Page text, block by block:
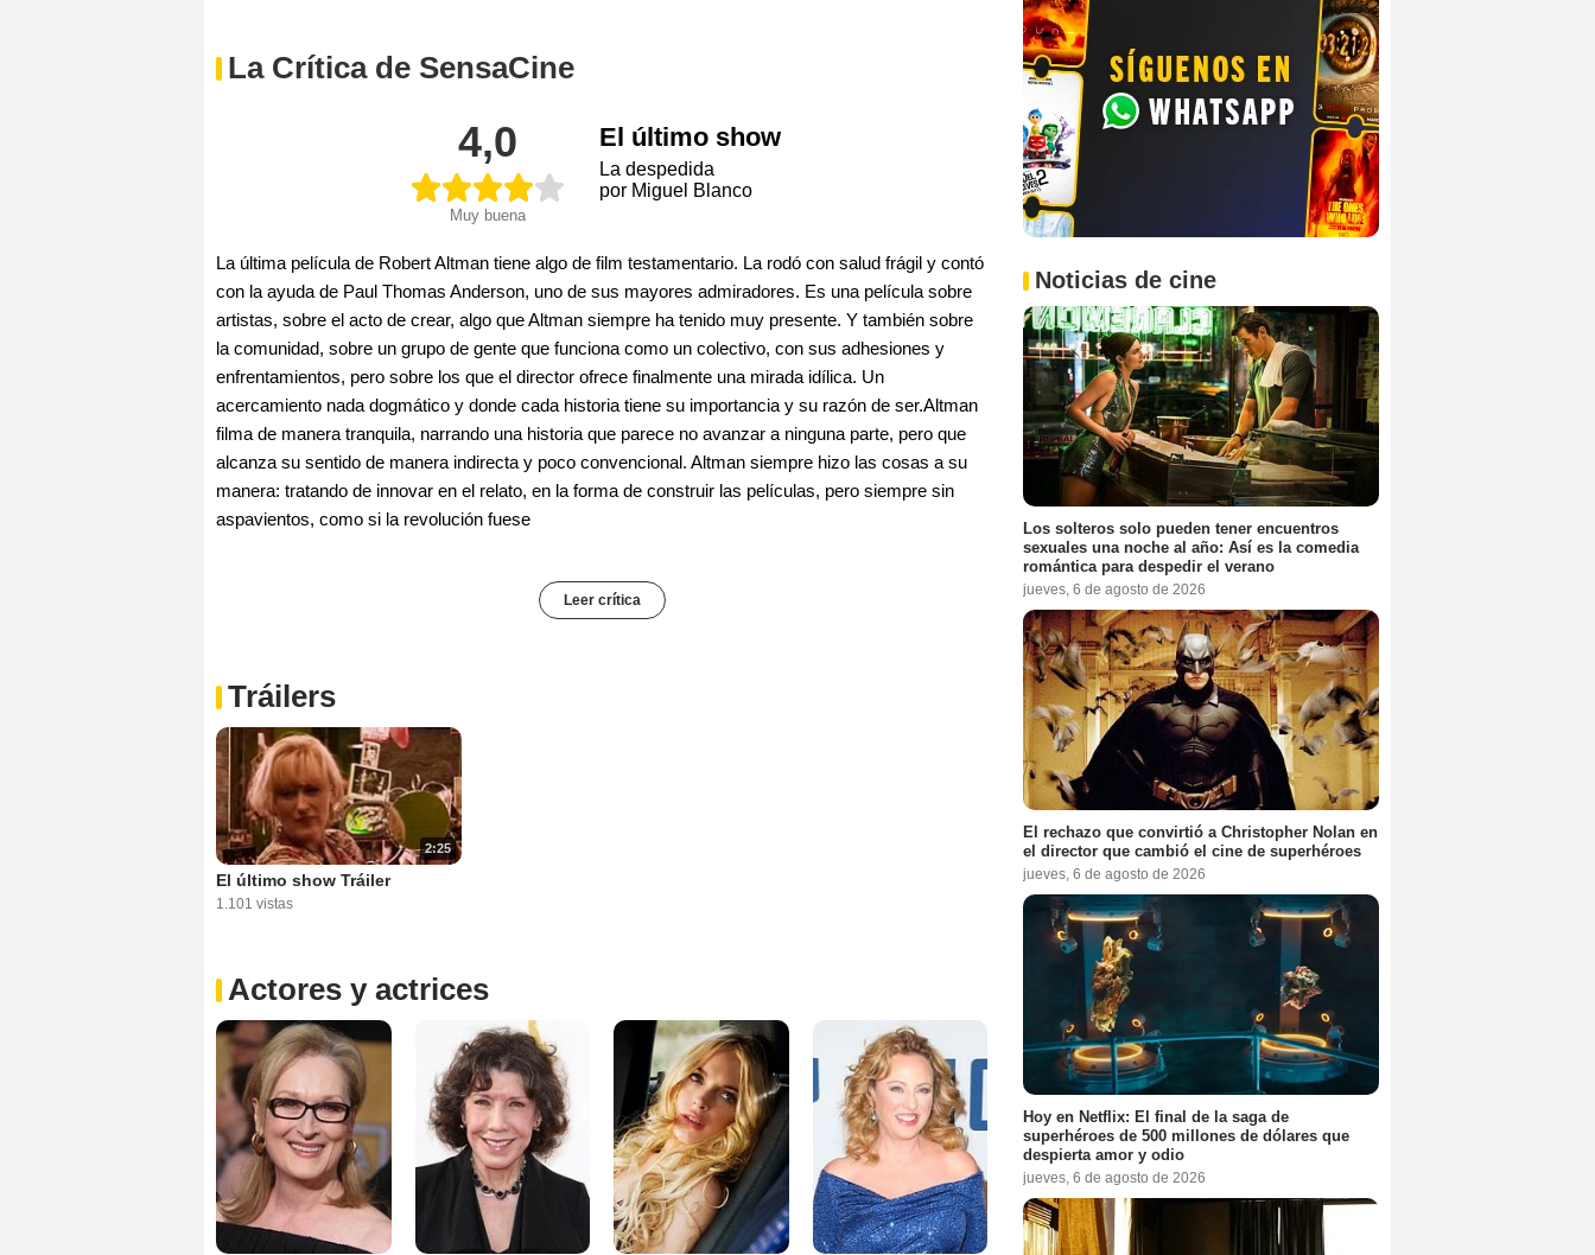
La Crítica de SensaCine
4,0
Muy buena
El último show
La despedida
por Miguel Blanco
La última película de Robert Altman tiene algo de film testamentario. La rodó con salud frágil y contó
con la ayuda de Paul Thomas Anderson, uno de sus mayores admiradores. Es una película sobre
artistas, sobre el acto de crear, algo que Altman siempre ha tenido muy presente. Y también sobre
la comunidad, sobre un grupo de gente que funciona como un colectivo, con sus adhesiones y
enfrentamientos, pero sobre los que el director ofrece finalmente una mirada idílica. Un
acercamiento nada dogmático y donde cada historia tiene su importancia y su razón de ser.Altman
filma de manera tranquila, narrando una historia que parece no avanzar a ninguna parte, pero que
alcanza su sentido de manera indirecta y poco convencional. Altman siempre hizo las cosas a su
manera: tratando de innovar en el relato, en la forma de construir las películas, pero siempre sin
aspavientos, como si la revolución fuese
Leer crítica
Tráilers
2:25
El último show Tráiler
1.101 vistas
Actores y actrices
Noticias de cine
Los solteros solo pueden tener encuentros
sexuales una noche al año: Así es la comedia
romántica para despedir el verano
jueves, 6 de agosto de 2026
El rechazo que convirtió a Christopher Nolan en
el director que cambió el cine de superhéroes
jueves, 6 de agosto de 2026
Hoy en Netflix: El final de la saga de
superhéroes de 500 millones de dólares que
despierta amor y odio
jueves, 6 de agosto de 2026